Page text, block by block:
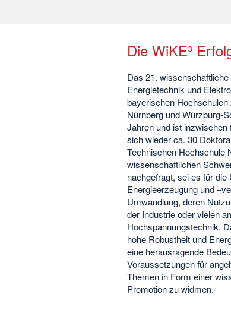
Die WiKE³
Das 21. wissenschaftliche
Energietechnik und
bayerischen
Nürnberg und Würzburg-
Jahren und ist
sich wieder ca. 30
Technischen Hochschule
wissenschaftlichen
nachgefragt, sei es für die
Energieerzeugung und
Umwandlung, deren
der Industrie oder vielen
Hochspannungstechnik.
hohe Robustheit und
eine herausragende
Voraussetzungen für
Themen in Form einer
Promotion zu widmen.